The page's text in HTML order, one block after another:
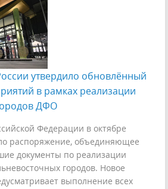
утвердило обновлённый
в рамках реализации
ДФО
Федерации в октябре
распоряжение, объединяющее
документы по реализации
городов. Новое
выполнение всех